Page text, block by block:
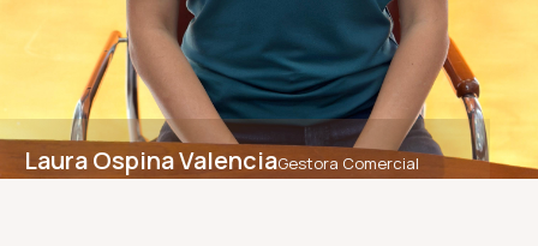
Laura Ospina ValenciaGestora Comercial